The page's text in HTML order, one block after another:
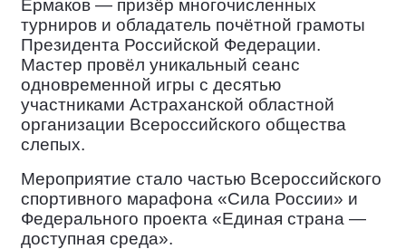
Ермаков — призёр многочисленных
турниров и обладатель почётной грамоты
Президента Российской Федерации.
Мастер провёл уникальный сеанс
одновременной игры с десятью
участниками Астраханской областной
организации Всероссийского общества
слепых.
Мероприятие стало частью Всероссийского
спортивного марафона «Сила России» и
Федерального проекта «Единая страна —
доступная среда».